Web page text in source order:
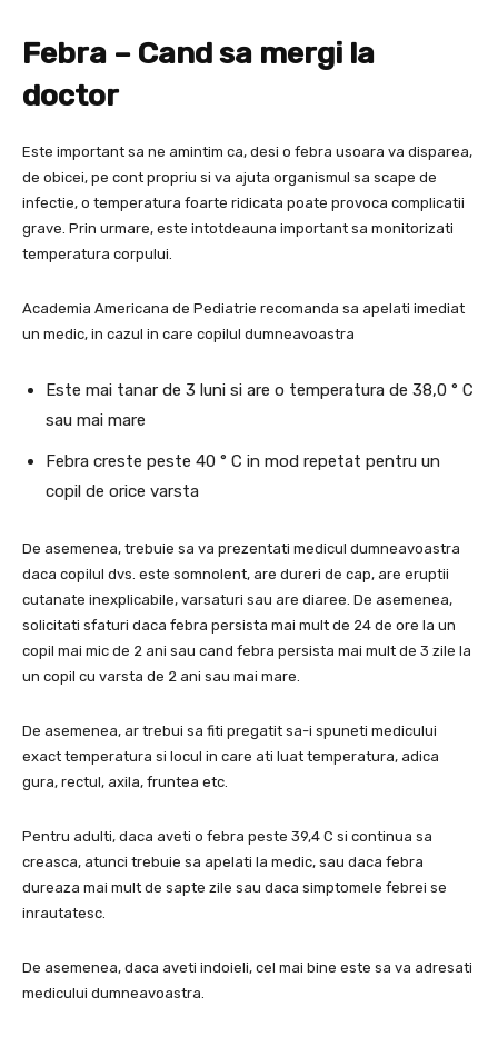
Febra – Cand sa mergi la
doctor
Este important sa ne amintim ca, desi o febra usoara va disparea,
de obicei, pe cont propriu si va ajuta organismul sa scape de
infectie, o temperatura foarte ridicata poate provoca complicatii
grave. Prin urmare, este intotdeauna important sa monitorizati
temperatura corpului.
Academia Americana de Pediatrie recomanda sa apelati imediat
un medic, in cazul in care copilul dumneavoastra
Este mai tanar de 3 luni si are o temperatura de 38,0 ° C
sau mai mare
Febra creste peste 40 ° C in mod repetat pentru un
copil de orice varsta
De asemenea, trebuie sa va prezentati medicul dumneavoastra
daca copilul dvs. este somnolent, are dureri de cap, are eruptii
cutanate inexplicabile, varsaturi sau are diaree. De asemenea,
solicitati sfaturi daca febra persista mai mult de 24 de ore la un
copil mai mic de 2 ani sau cand febra persista mai mult de 3 zile la
un copil cu varsta de 2 ani sau mai mare.
De asemenea, ar trebui sa fiti pregatit sa-i spuneti medicului
exact temperatura si locul in care ati luat temperatura, adica
gura, rectul, axila, fruntea etc.
Pentru adulti, daca aveti o febra peste 39,4 C si continua sa
creasca, atunci trebuie sa apelati la medic, sau daca febra
dureaza mai mult de sapte zile sau daca simptomele febrei se
inrautatesc.
De asemenea, daca aveti indoieli, cel mai bine este sa va adresati
medicului dumneavoastra.